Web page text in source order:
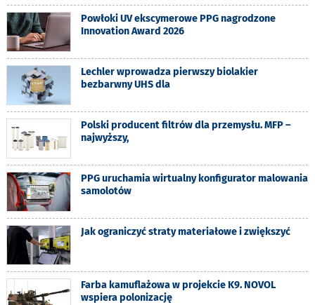
Powłoki UV ekscymerowe PPG nagrodzone
Innovation Award 2026
Lechler wprowadza pierwszy biolakier
bezbarwny UHS dla
Polski producent filtrów dla przemysłu. MFP –
najwyższy,
PPG uruchamia wirtualny konfigurator malowania
samolotów
Jak ograniczyć straty materiałowe i zwiększyć
Farba kamuflażowa w projekcie K9. NOVOL
wspiera polonizację